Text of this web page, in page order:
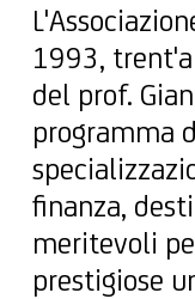
1993,
del prof.
programma
finanza,
meritevoli
prestigiose